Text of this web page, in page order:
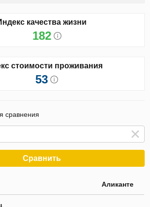
качества жизни
182
стоимости проживания
53
сравнения
Сравнить
Аликанте